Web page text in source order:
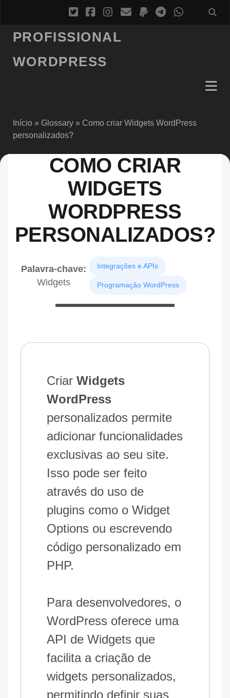
PROFISSIONAL
WORDPRESS
Início» Glossary» Como criar Widgets WordPress
personalizados?
COMO CRIAR
WIDGETS
WORDPRESS
PERSONALIZADOS?
Palavra-chave:
Widgets
Integrações e APIs
Programação WordPress
Criar Widgets
WordPress
personalizados permite
adicionar funcionalidades
exclusivas ao seu site.
Isso pode ser feito
através do uso de
plugins como o Widget
Options ou escrevendo
código personalizado em
PHP.
Para desenvolvedores, o
WordPress oferece uma
API de Widgets que
facilita a criação de
widgets personalizados,
permitindo definir suas